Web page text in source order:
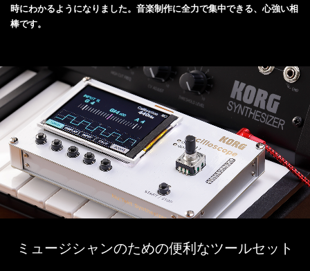
時にわかるようになりました。音楽制作に全力で集中できる、心強い相
棒です。
ミュージシャンのための便利なツールセット